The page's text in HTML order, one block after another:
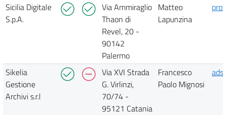
Sicilia Digitale
S.p.A.
Via Ammiraglio
Thaon di
Revel, 20 -
90142
Palermo
Matteo
Lapunzina
Sikelia
Gestione
Archivi s.r.l
Via XVI Strada
G. Virlinzi,
70/74 -
95121 Catania
Francesco
Paolo Mignosi